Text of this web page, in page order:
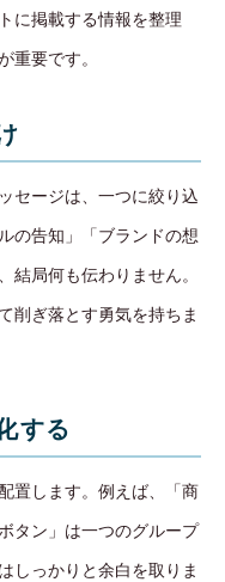
に掲載する情報を整理
重要です。
セージは、一つに絞り込
の告知」「ブランドの想
結局何も伝わりません。
削ぎ落とす勇気を持ちま
する
置します。例えば、「商
タン」は一つのグループ
しっかりと余白を取りま